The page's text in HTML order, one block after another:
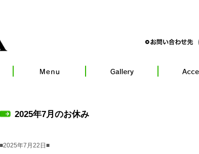
2025年7月のお休み
■2025年7月22日■